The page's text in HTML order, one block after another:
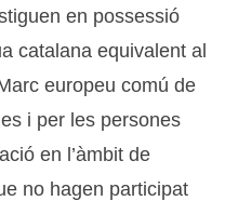
en possessió
catalana equivalent al
europeu comú de
i per les persones
en l’àmbit de
no hagen participat